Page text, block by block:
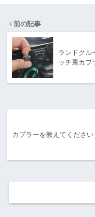
前の記事
ランドク
ッチ裏カ
カプラーを教えてください